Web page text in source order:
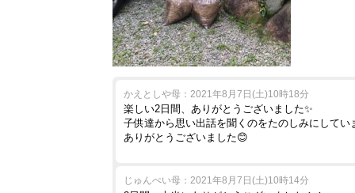
かえとしや母：2021年8月7日(土)10時18分
楽しい2日間、ありがとうございました✨
子供達から思い出話を聞くのをたのしみにして
ありがとうございました😊
じゅんぺい母：2021年8月7日(土)10時14分